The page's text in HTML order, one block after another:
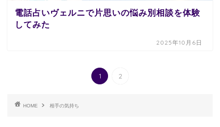
電話占いヴェルニで片思いの悩み別相談を体験
してみた
2025年10月6日
1 2
HOME 相手の気持ち